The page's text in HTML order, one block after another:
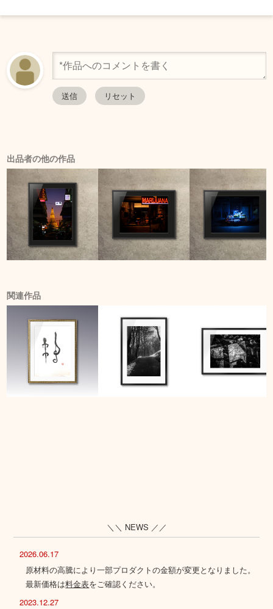
出品者の他の作品
関連作品
＼＼ NEWS ／／
2026.06.17
原材料の高騰により一部プロダクトの金額が変更となりました。
最新価格は料金表をご確認ください。
2023.12.27